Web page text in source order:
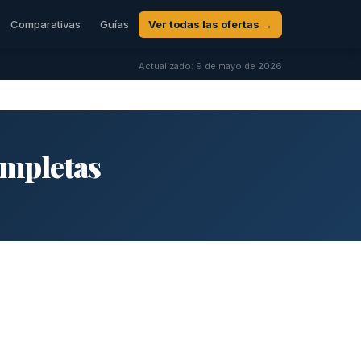
Comparativas Guías Ver todas las ofertas →
Actualizado: 9 de mayo de 2026